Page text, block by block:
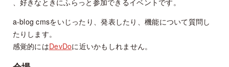
a-blog cmsをいじったり、発表したり、機能について質問し
たりします。
感覚的にはDevDoに近いかもしれません。